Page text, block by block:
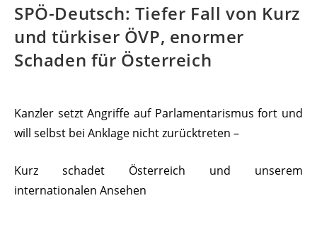
SPÖ-Deutsch: Tiefer Fall von Kurz
und türkiser ÖVP, enormer
Schaden für Österreich
Kanzler setzt Angriffe auf Parlamentarismus fort und
will selbst bei Anklage nicht zurücktreten –
Kurz schadet Österreich und unserem
internationalen Ansehen